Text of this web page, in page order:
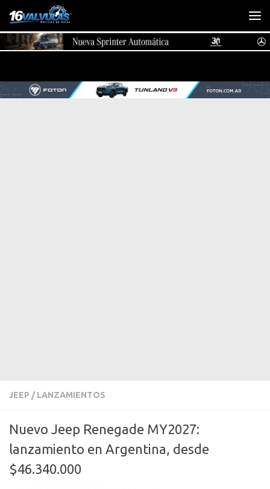
Saltar al contenido
JEEP / LANZAMIENTOS
Nuevo Jeep Renegade MY2027:
lanzamiento en Argentina, desde
$46.340.000